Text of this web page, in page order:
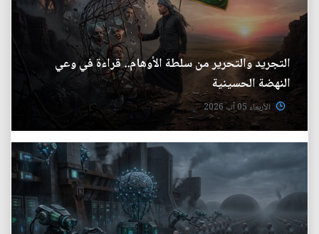
التجريد والتحرير من سلطة الأوهام.. قراءة في وعي
النهضة الحسينية
الأربعاء 05 آب 2026